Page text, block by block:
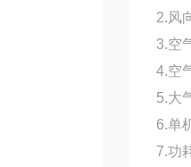
2.风
3.空
4.空
5.大
6.单
7.功